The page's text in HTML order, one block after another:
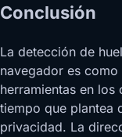
Conclusión
La detección de
navegador es
herramientas en
tiempo que plantea
privacidad. La